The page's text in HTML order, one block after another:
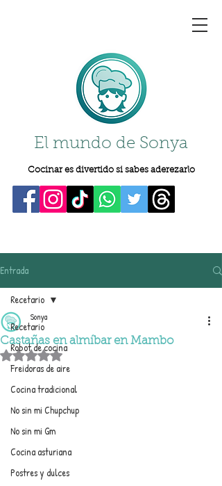
El mundo de Sonya
Cocinar es divertido si sabes aderezarlo
Entrada
Recetario
Robot de cocina
Freidoras de aire
Cocina tradicional
No sin mi Chupchup
No sin mi Gm
Cocina asturiana
Postres y dulces
Recetario
Castañas en almíbar en Mambo
Sonya
Obtuvo NaN de 5 estrellas.